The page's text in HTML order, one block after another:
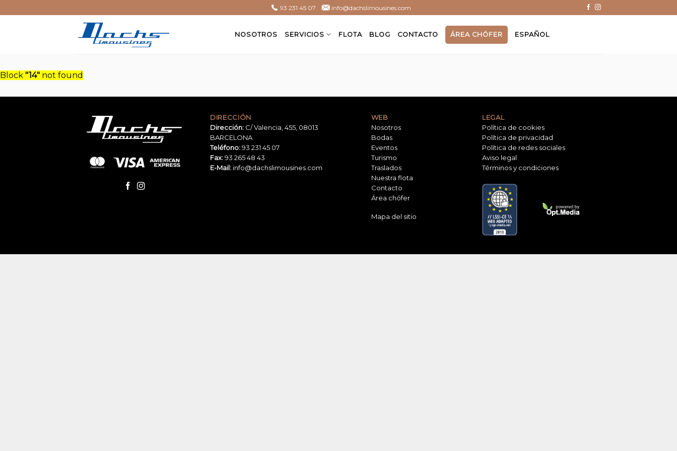
93 231 45 07 info@dachslimousines.com
NOSOTROS SERVICIOS FLOTA BLOG CONTACTO ÁREA CHÓFER ESPAÑOL
Block "14" not found
DIRECCIÓN
Dirección: C/ Valencia, 455, 08013
BARCELONA
Teléfono:93 231 45 07
Fax:93 265 48 43
E-Mail: info@dachslimousines.com
WEB
Nosotros
Bodas
Eventos
Turismo
Traslados
Nuestra flota
Contacto
Área chófer
Mapa del sitio
LEGAL
Política de cookies
Política de privacidad
Política de redes sociales
Aviso legal
Términos y condiciones